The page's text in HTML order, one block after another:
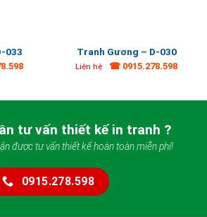
033 Tranh Gương – D-030
Liên hệ ☎ 0915.278.598
tư vấn thiết kế in tranh ?
được tư vấn thiết kế hoàn toàn miễn phí!
0915.278.598